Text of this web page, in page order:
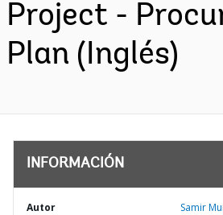
Project -
Plan (Inglés)
INFORMACIÓN
Autor Samir